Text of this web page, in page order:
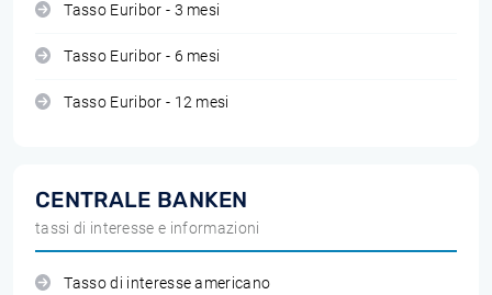
Tasso Euribor - 3 mesi
Tasso Euribor - 6 mesi
Tasso Euribor - 12 mesi
CENTRALE BANKEN
tassi di interesse e informazioni
Tasso di interesse americano